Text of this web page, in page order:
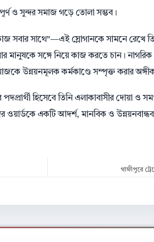
ও সুন্দর সমাজ গড়ে তোলা সম্ভব।
সাথে”—এই স্লোগানকে সামনে রেখে
মানুষকে সঙ্গে নিয়ে কাজ করতে চান।
উন্নয়নমূলক কর্মকাণ্ডে সম্পৃক্ত করার
হিসেবে তিনি এলাকাবাসীর দোয়া ও
ওয়ার্ডকে একটি আদর্শ, মানবিক ও
গাজীপুরে